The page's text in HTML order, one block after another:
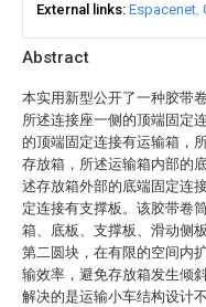
Abstract
本实用新型公开了一种胶带
所述连接座一侧的顶端固定
的顶端固定连接有运输箱，
存放箱，所述运输箱内部的
述存放箱外部的底端固定连
定连接有支撑板。该胶带卷
箱、底板、支撑板、滑动侧
第二圆块，在有限的空间内
输效率，避免存放箱发生倾
解决的是运输小车结构设计
External links Espacenet